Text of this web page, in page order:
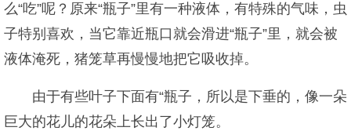
么“吃”呢？原来“瓶子”里有一种液体，有特殊的气味，虫
子特别喜欢，当它靠近瓶口就会滑进“瓶子”里，就会被
液体淹死，猪笼草再慢慢地把它吸收掉。
由于有些叶子下面有“瓶子，所以是下垂的，像一朵
巨大的花儿的花朵上长出了小灯笼。